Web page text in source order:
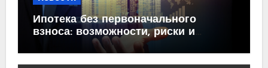
Ипотека без первоначального
взноса: возможности, риски и
практические рекомендации<